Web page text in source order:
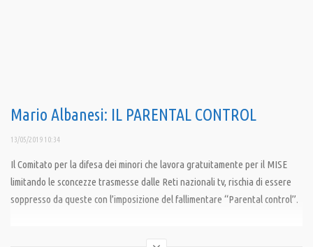
Mario Albanesi: IL PARENTAL CONTROL
13/05/2019 10:34
Il Comitato per la difesa dei minori che lavora gratuitamente per il MISE
limitando le sconcezze trasmesse dalle Reti nazionali tv, rischia di essere
soppresso da queste con l’imposizione del fallimentare “Parental control”.